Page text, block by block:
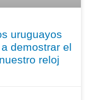
uruguayos
demostrar el
reloj